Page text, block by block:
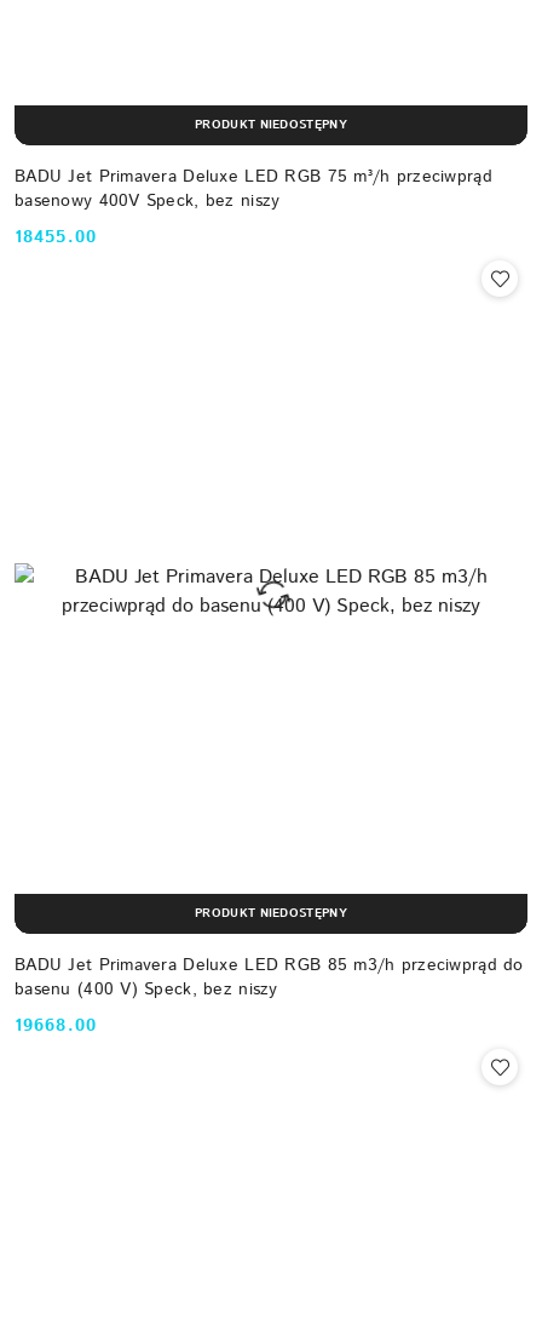
BADU Jet Primavera Deluxe LED RGB 75 m³/h przeciwprąd
basenowy 400V Speck, bez niszy
Cena:
18455.00
PRODUKT NIEDOSTĘPNY
BADU Jet Primavera Deluxe LED RGB 85 m3/h przeciwprąd do
basenu (400 V) Speck, bez niszy
Cena:
19668.00
PRODUKT NIEDOSTĘPNY